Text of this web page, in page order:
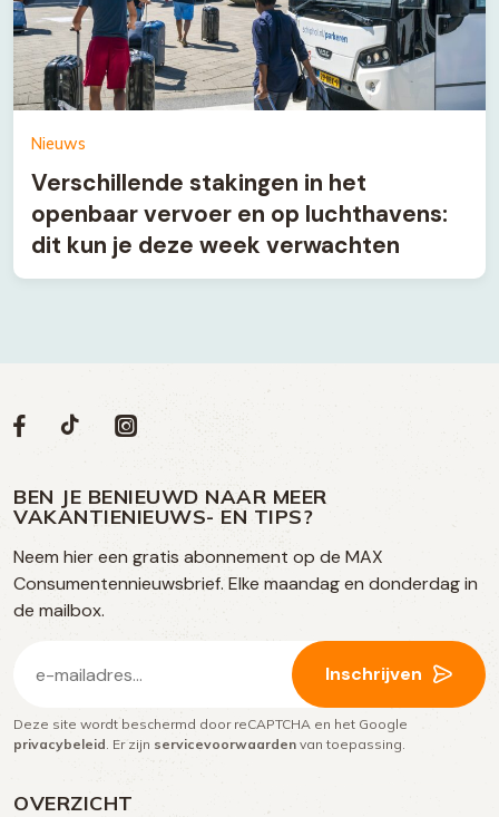
Nieuws
Verschillende stakingen in het
openbaar vervoer en op luchthavens:
dit kun je deze week verwachten
OVERZICHT
Volg
op
social
media
Social
Volg
op
Facebook
Volg
op
TikTok
Volg
op
Instagram
BEN JE BENIEUWD NAAR MEER
VAKANTIENIEUWS- EN TIPS?
Neem hier een gratis abonnement op de MAX
Consumentennieuwsbrief. Elke maandag en donderdag in
de mailbox.
mailadres
(Vereist)
Inschrijven
Deze site wordt beschermd door reCAPTCHA en het Google
privacybeleid . Er zijn servicevoorwaarden van toepassing.